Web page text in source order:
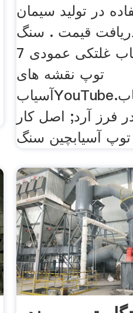
در تولید سیمان
قیمت . سنگ
آسیاب غلتکی عمودی 7tkc .
توپ نقشه های
آسیابYouTube.ژوئن, آسیاب
فرز آرد; اصل کار